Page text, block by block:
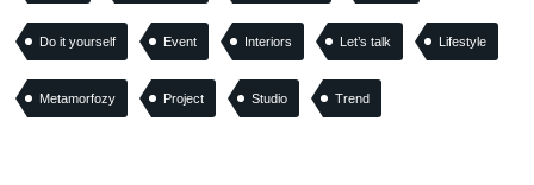
Do it yourself Event Interiors Let’s talk Lifestyle
Metamorfozy Project Studio Trend